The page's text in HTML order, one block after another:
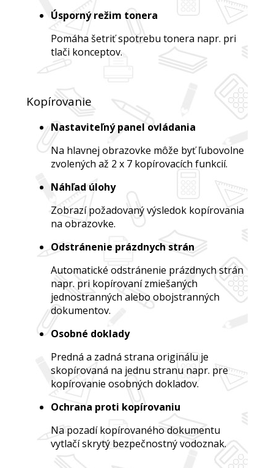
Úsporný režim tonera
Pomáha šetriť spotrebu tonera napr. pri
tlači konceptov.
Kopírovanie
Nastaviteľný panel ovládania
Na hlavnej obrazovke môže byť ľubovolne
zvolených až 2 x 7 kopírovacích funkcií.
Náhľad úlohy
Zobrazí požadovaný výsledok kopírovania
na obrazovke.
Odstránenie prázdnych strán
Automatické odstránenie prázdnych strán
napr. pri kopírovaní zmiešaných
jednostranných alebo obojstranných
dokumentov.
Osobné doklady
Predná a zadná strana originálu je
skopírovaná na jednu stranu napr. pre
kopírovanie osobných dokladov.
Ochrana proti kopírovaniu
Na pozadí kopírovaného dokumentu
vytlačí skrytý bezpečnostný vodoznak.